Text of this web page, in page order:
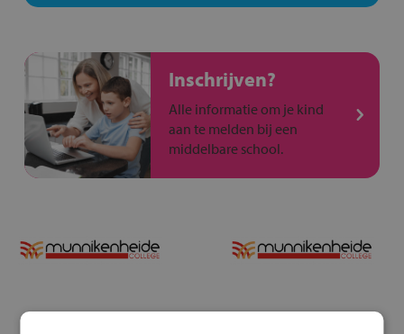
Inschrijven?
Alle informatie om je kind
aan te melden bij een
middelbare school.